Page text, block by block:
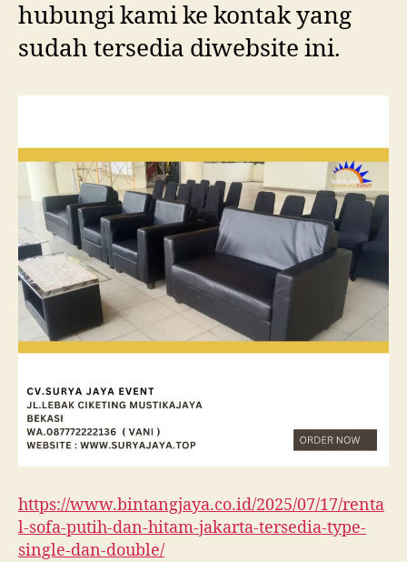
hubungi kami ke kontak yang
sudah tersedia diwebsite ini.
https://www.bintangjaya.co.id/2025/07/17/renta
l-sofa-putih-dan-hitam-jakarta-tersedia-type-
single-dan-double/